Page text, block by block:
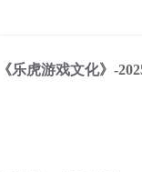
《乐虎游戏文化》-